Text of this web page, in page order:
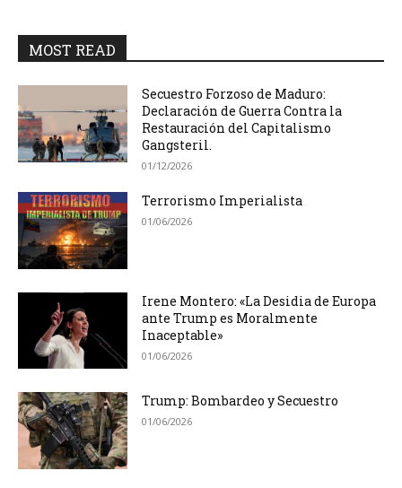
MOST READ
Secuestro Forzoso de Maduro:
Declaración de Guerra Contra la
Restauración del Capitalismo
Gangsteril.
01/12/2026
Terrorismo Imperialista
01/06/2026
Irene Montero: «La Desidia de Europa
ante Trump es Moralmente
Inaceptable»
01/06/2026
Trump: Bombardeo y Secuestro
01/06/2026